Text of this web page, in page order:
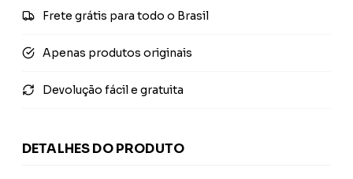
Frete grátis para todo o Brasil
Apenas produtos originais
Devolução fácil e gratuita
DETALHES DO PRODUTO